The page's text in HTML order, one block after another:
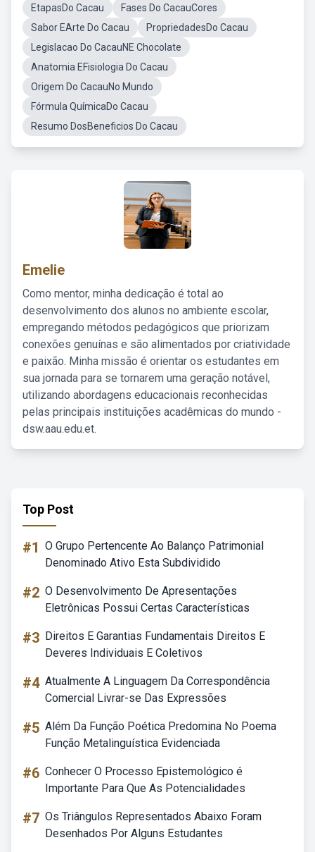
EtapasDo Cacau
Fases Do CacauCores
Sabor EArte Do Cacau
PropriedadesDo Cacau
Legislacao Do CacauNE Chocolate
Anatomia EFisiologia Do Cacau
Origem Do CacauNo Mundo
Fórmula QuímicaDo Cacau
Resumo DosBeneficios Do Cacau
Emelie
Como mentor, minha dedicação é total ao
desenvolvimento dos alunos no ambiente escolar,
empregando métodos pedagógicos que priorizam
conexões genuínas e são alimentados por criatividade
e paixão. Minha missão é orientar os estudantes em
sua jornada para se tornarem uma geração notável,
utilizando abordagens educacionais reconhecidas
pelas principais instituições acadêmicas do mundo -
dsw.aau.edu.et.
Top Post
#1 O Grupo Pertencente Ao Balanço Patrimonial
Denominado Ativo Esta Subdividido
#2 O Desenvolvimento De Apresentações
Eletrônicas Possui Certas Características
#3 Direitos E Garantias Fundamentais Direitos E
Deveres Individuais E Coletivos
#4 Atualmente A Linguagem Da Correspondência
Comercial Livrar-se Das Expressões
#5 Além Da Função Poética Predomina No Poema
Função Metalinguística Evidenciada
#6 Conhecer O Processo Epistemológico é
Importante Para Que As Potencialidades
#7 Os Triângulos Representados Abaixo Foram
Desenhados Por Alguns Estudantes